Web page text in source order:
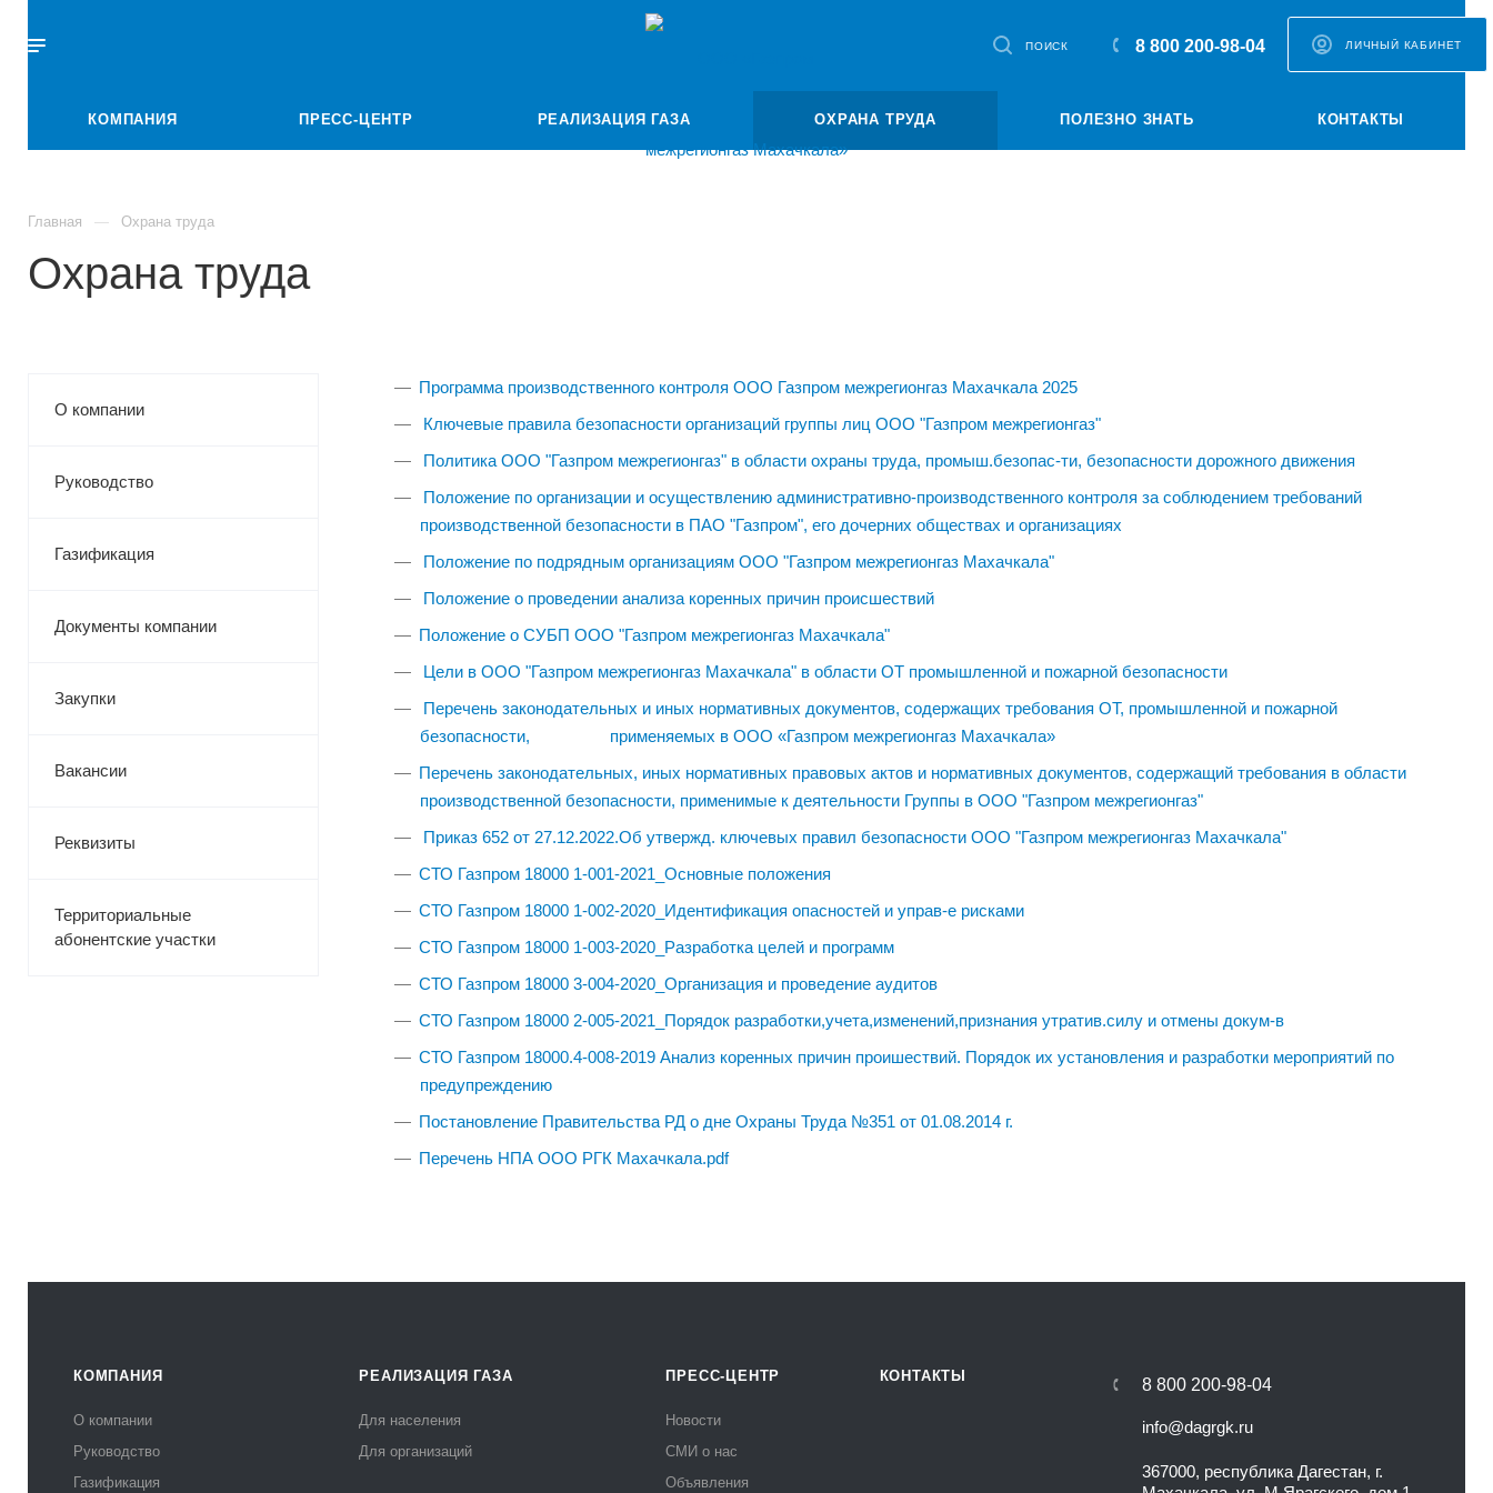
ЛИЧНЫЙ КАБИНЕТ
8 800 200-98-04
ПОИСК
КОМПАНИЯ ПРЕСС-ЦЕНТР РЕАЛИЗАЦИЯ ГАЗА ОХРАНА ТРУДА ПОЛЕЗНО ЗНАТЬ КОНТАКТЫ
Главная Охрана труда
Охрана труда
О компании
Руководство
Газификация
Документы компании
Закупки
Вакансии
Реквизиты
Территориальные
абонентские участки
Программа производственного контроля ООО Газпром межрегионгаз Махачкала 2025
Ключевые правила безопасности организаций группы лиц ООО "Газпром межрегионгаз"
Политика ООО "Газпром межрегионгаз" в области охраны труда, промыш.безопас-ти, безопасности дорожного движения
Положение по организации и осуществлению административно-производственного контроля за соблюдением требований
производственной безопасности в ПАО "Газпром", его дочерних обществах и организациях
Положение по подрядным организациям ООО "Газпром межрегионгаз Махачкала"
Положение о проведении анализа коренных причин происшествий
Положение о СУБП ООО "Газпром межрегионгаз Махачкала"
Цели в ООО "Газпром межрегионгаз Махачкала" в области ОТ промышленной и пожарной безопасности
Перечень законодательных и иных нормативных документов, содержащих требования ОТ, промышленной и пожарной
безопасности, применяемых в ООО «Газпром межрегионгаз Махачкала»
Перечень законодательных, иных нормативных правовых актов и нормативных документов, содержащий требования в области
производственной безопасности, применимые к деятельности Группы в ООО "Газпром межрегионгаз"
Приказ 652 от 27.12.2022.Об утвержд. ключевых правил безопасности ООО "Газпром межрегионгаз Махачкала"
СТО Газпром 18000 1-001-2021_Основные положения
СТО Газпром 18000 1-002-2020_Идентификация опасностей и управ-е рисками
СТО Газпром 18000 1-003-2020_Разработка целей и программ
СТО Газпром 18000 3-004-2020_Организация и проведение аудитов
СТО Газпром 18000 2-005-2021_Порядок разработки,учета,изменений,признания утратив.силу и отмены докум-в
СТО Газпром 18000.4-008-2019 Анализ коренных причин проишествий. Порядок их установления и разработки мероприятий по
предупреждению
Постановление Правительства РД о дне Охраны Труда №351 от 01.08.2014 г.
Перечень НПА ООО РГК Махачкала.pdf
КОМПАНИЯ
О компании
Руководство
Газификация
РЕАЛИЗАЦИЯ ГАЗА
Для населения
Для организаций
ПРЕСС-ЦЕНТР
Новости
СМИ о нас
Объявления
КОНТАКТЫ 8 800 200-98-04
info@dagrgk.ru
367000, республика Дагестан, г.